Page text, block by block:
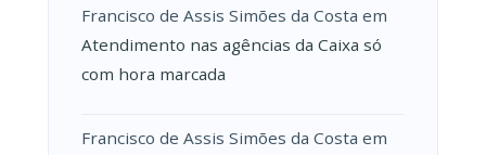
Francisco de Assis Simões da Costa em
Atendimento nas agências da Caixa só
com hora marcada
Francisco de Assis Simões da Costa em